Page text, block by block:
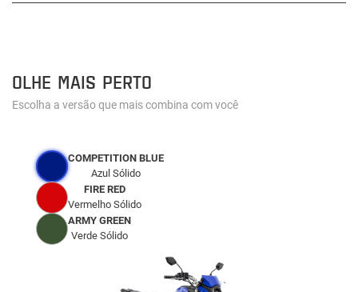
OLHE MAIS PERTO
Escolha a versão que mais combina com você
COMPETITION BLUE
Azul Sólido
FIRE RED
Vermelho Sólido
ARMY GREEN
Verde Sólido